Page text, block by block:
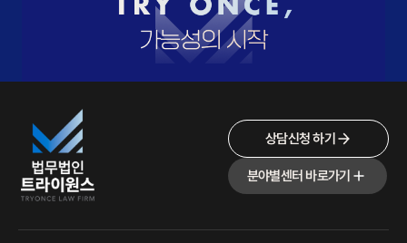
상담신청 하기
분야별센터 바로가기